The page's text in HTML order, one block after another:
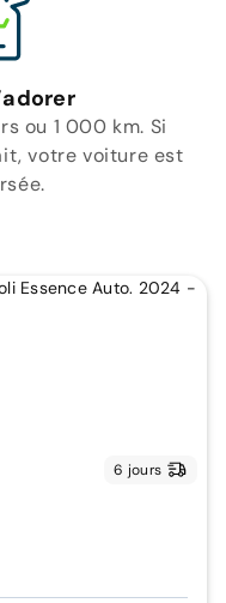
ou 1 000 km. Si
votre voiture est
6 jours